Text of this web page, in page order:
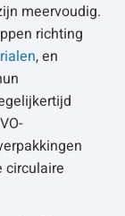
meervoudig.
richting
, en
circulaire